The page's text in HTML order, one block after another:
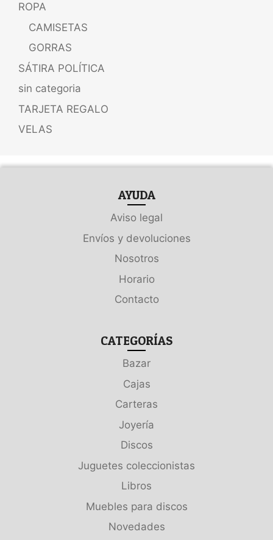
ROPA
CAMISETAS
GORRAS
SÁTIRA POLÍTICA
sin categoria
TARJETA REGALO
VELAS
AYUDA
Aviso legal
Envíos y devoluciones
Nosotros
Horario
Contacto
CATEGORÍAS
Bazar
Cajas
Carteras
Joyería
Discos
Juguetes coleccionistas
Libros
Muebles para discos
Novedades